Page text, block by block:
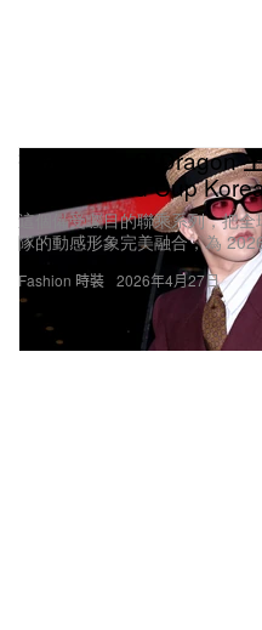
Fashion 時裝
搶先曝光：G‑Dragon
Nike「World Cup
這個備受矚目的聯乘系列，把
隊的動感形象完美融合，為
2026年4月27日